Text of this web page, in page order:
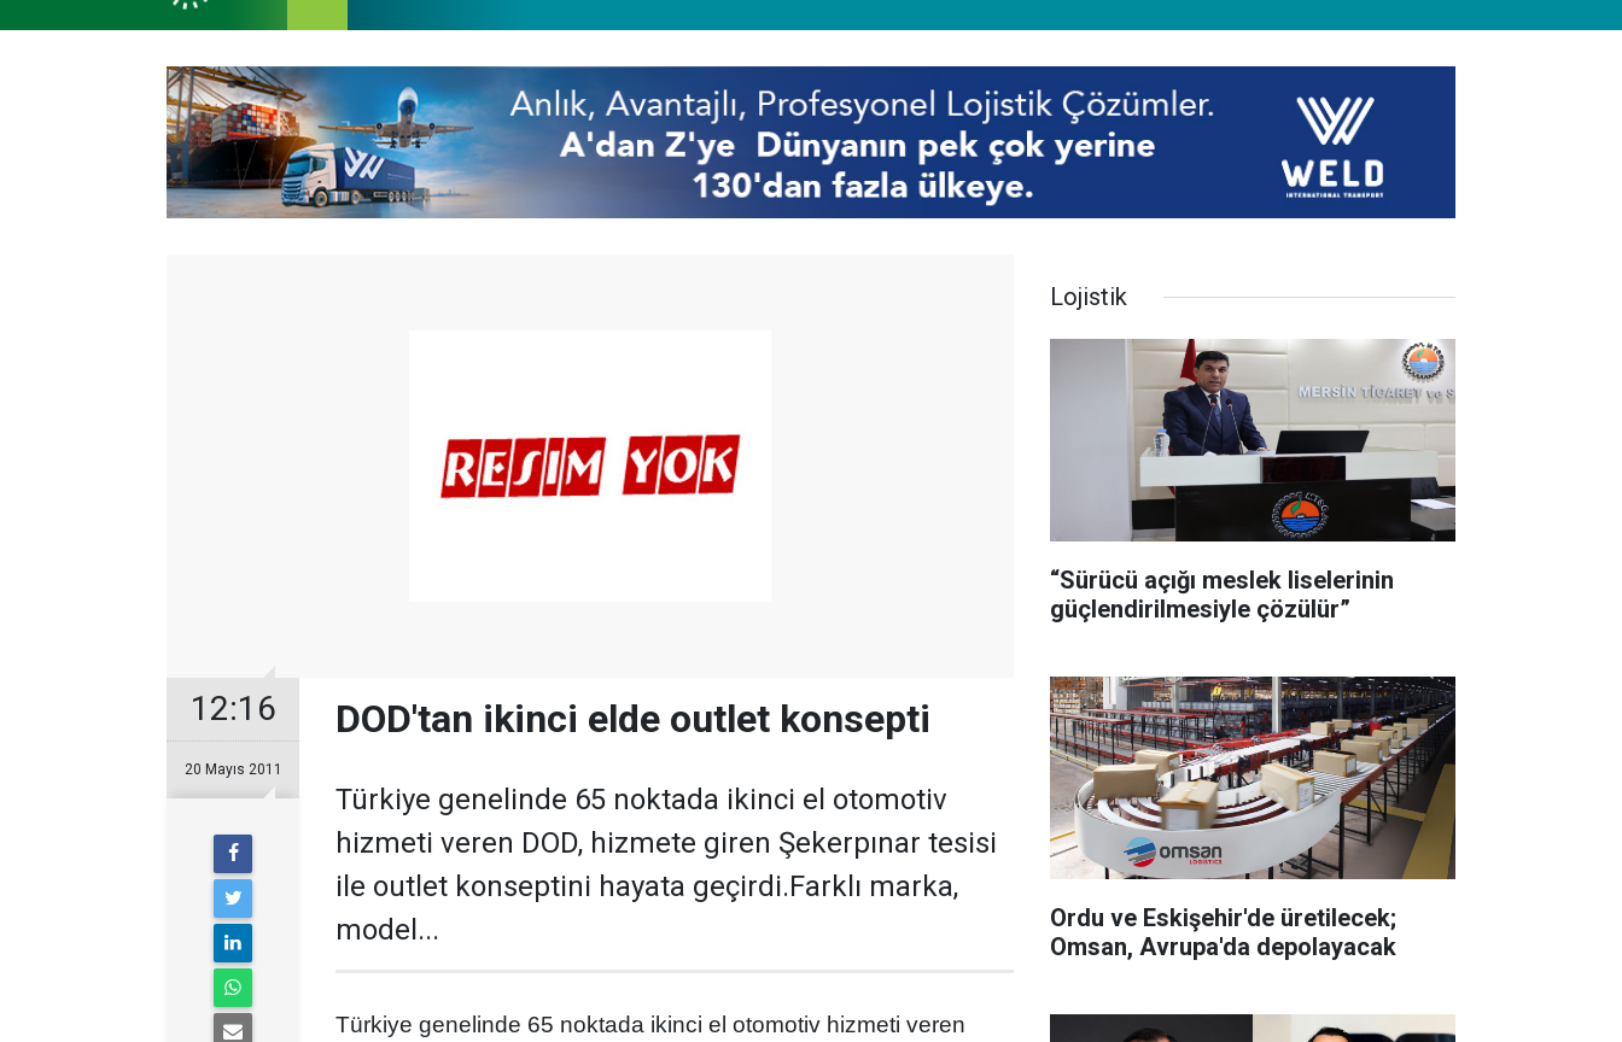
12:16
20 Mayıs 2011
DOD'tan ikinci elde outlet konsepti
Türkiye genelinde 65 noktada ikinci el otomotiv
hizmeti veren DOD, hizmete giren Şekerpınar tesisi
ile outlet konseptini hayata geçirdi.Farklı marka,
model...
Türkiye genelinde 65 noktada ikinci el otomotiv hizmeti veren
Lojistik
“Sürücü açığı meslek liselerinin
güçlendirilmesiyle çözülür”
Ordu ve Eskişehir'de üretilecek;
Omsan, Avrupa'da depolayacak